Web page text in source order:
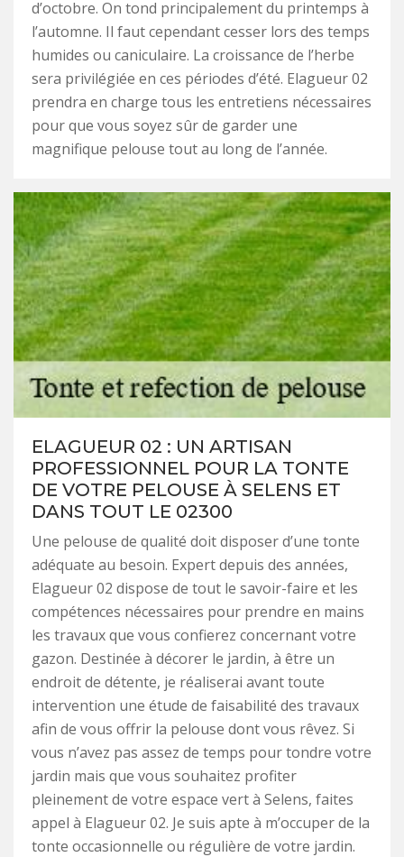
d’octobre. On tond principalement du printemps à
l’automne. Il faut cependant cesser lors des temps
humides ou caniculaire. La croissance de l’herbe
sera privilégiée en ces périodes d’été. Elagueur 02
prendra en charge tous les entretiens nécessaires
pour que vous soyez sûr de garder une
magnifique pelouse tout au long de l’année.
ELAGUEUR 02 : UN ARTISAN
PROFESSIONNEL POUR LA TONTE
DE VOTRE PELOUSE À SELENS ET
DANS TOUT LE 02300
Une pelouse de qualité doit disposer d’une tonte
adéquate au besoin. Expert depuis des années,
Elagueur 02 dispose de tout le savoir-faire et les
compétences nécessaires pour prendre en mains
les travaux que vous confierez concernant votre
gazon. Destinée à décorer le jardin, à être un
endroit de détente, je réaliserai avant toute
intervention une étude de faisabilité des travaux
afin de vous offrir la pelouse dont vous rêvez. Si
vous n’avez pas assez de temps pour tondre votre
jardin mais que vous souhaitez profiter
pleinement de votre espace vert à Selens, faites
appel à Elagueur 02. Je suis apte à m’occuper de la
tonte occasionnelle ou régulière de votre jardin.